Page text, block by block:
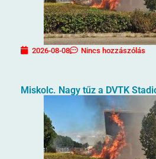
2026-08-08 Nincs hozzászólás
Miskolc. Nagy tűz a DVTK